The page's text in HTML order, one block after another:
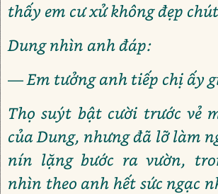
thấy em cư xử không đẹp
Dung nhìn anh đáp:
— Em tưởng anh tiếp chị ấy
Thọ suýt bật cười trước vẻ
của Dung, nhưng đã lỡ làm
nín lặng bước ra vườn,
nhìn theo anh hết sức ngạc